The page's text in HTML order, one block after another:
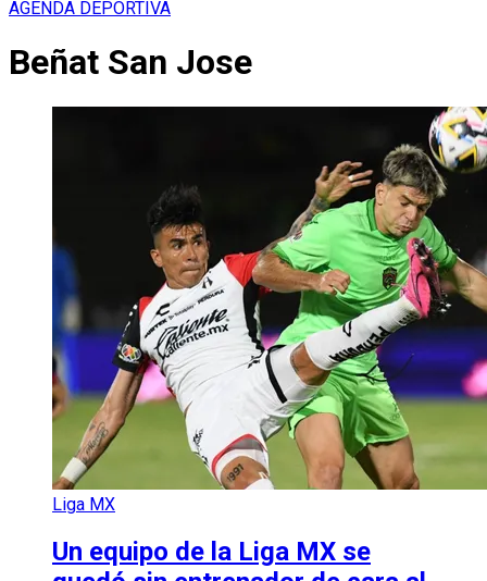
AGENDA DEPORTIVA
Beñat San Jose
Liga MX
Un equipo de la Liga MX se